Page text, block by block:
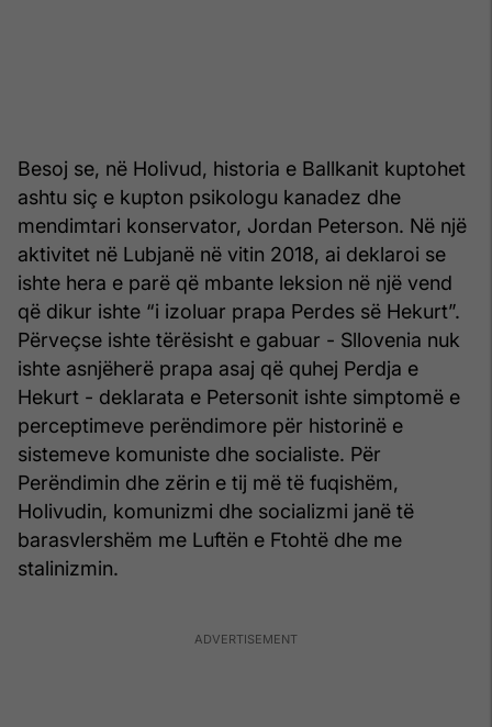
Besoj se, në Holivud, historia e Ballkanit kuptohet
ashtu siç e kupton psikologu kanadez dhe
mendimtari konservator, Jordan Peterson. Në një
aktivitet në Lubjanë në vitin 2018, ai deklaroi se
ishte hera e parë që mbante leksion në një vend
që dikur ishte “i izoluar prapa Perdes së Hekurt”.
Përveçse ishte tërësisht e gabuar - Sllovenia nuk
ishte asnjëherë prapa asaj që quhej Perdja e
Hekurt - deklarata e Petersonit ishte simptomë e
perceptimeve perëndimore për historinë e
sistemeve komuniste dhe socialiste. Për
Perëndimin dhe zërin e tij më të fuqishëm,
Holivudin, komunizmi dhe socializmi janë të
barasvlershëm me Luftën e Ftohtë dhe me
stalinizmin.